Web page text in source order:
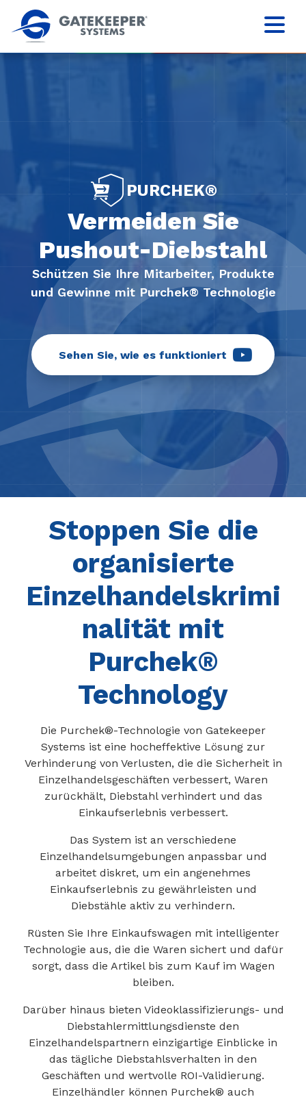
PURCHEK®
Vermeiden Sie
Pushout-Diebstahl
Schützen Sie Ihre Mitarbeiter, Produkte
und Gewinne mit Purchek® Technologie
Sehen Sie, wie es funktioniert
Stoppen Sie die
organisierte
Einzelhandelskrimi
nalität mit
Purchek®
Technology
Die Purchek®-Technologie von Gatekeeper
Systems ist eine hocheffektive Lösung zur
Verhinderung von Verlusten, die die Sicherheit in
Einzelhandelsgeschäften verbessert, Waren
zurückhält, Diebstahl verhindert und das
Einkaufserlebnis verbessert.
Das System ist an verschiedene
Einzelhandelsumgebungen anpassbar und
arbeitet diskret, um ein angenehmes
Einkaufserlebnis zu gewährleisten und
Diebstähle aktiv zu verhindern.
Rüsten Sie Ihre Einkaufswagen mit intelligenter
Technologie aus, die die Waren sichert und dafür
sorgt, dass die Artikel bis zum Kauf im Wagen
bleiben.
Darüber hinaus bieten Videoklassifizierungs- und
Diebstahlermittlungsdienste den
Einzelhandelspartnern einzigartige Einblicke in
das tägliche Diebstahlsverhalten in den
Geschäften und wertvolle ROI-Validierung.
Einzelhändler können Purchek® auch